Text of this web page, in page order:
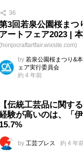
36
3回若泉公園桜まつ
アートフェア2023 |
by 若泉公園桜まつり&
ェア実行委員会
約 4 年前
【伝統工芸品に関す
験が高いのは、「
15.7%
by 工芸プレス 約 4 年